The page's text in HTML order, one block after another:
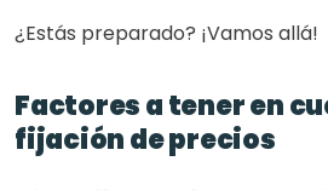
¿Estás preparado? ¡Vamos allá!
Factores a tener en
fijación de precios